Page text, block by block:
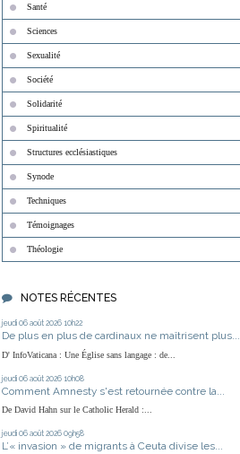
Santé
Sciences
Sexualité
Société
Solidarité
Spiritualité
Structures ecclésiastiques
Synode
Techniques
Témoignages
Théologie
NOTES RÉCENTES
jeudi 06 août 2026 10h22
De plus en plus de cardinaux ne maîtrisent plus...
D' InfoVaticana : Une Église sans langage : de...
jeudi 06 août 2026 10h08
Comment Amnesty s'est retournée contre la...
De David Hahn sur le Catholic Herald :...
jeudi 06 août 2026 09h58
L’« invasion » de migrants à Ceuta divise les...